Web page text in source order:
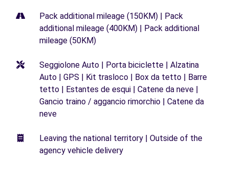
Pack additional mileage (150KM) | Pack
additional mileage (400KM) | Pack additional
mileage (50KM)
Seggiolone Auto | Porta biciclette | Alzatina
Auto | GPS | Kit trasloco | Box da tetto | Barre
tetto | Estantes de esqui | Catene da neve |
Gancio traino / aggancio rimorchio | Catene da
neve
Leaving the national territory | Outside of the
agency vehicle delivery